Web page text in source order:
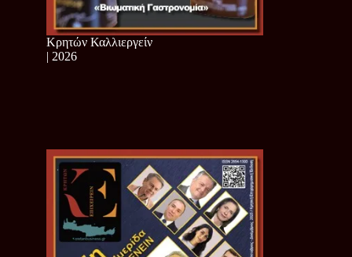
Κρητών Καλλιεργείν
| 2026